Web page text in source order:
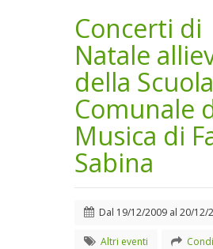
Concerti di
Natale
della Scuola
Comunale
Musica di
Sabina
Dal 19/12/2009 al 20/12/
Altri eventi